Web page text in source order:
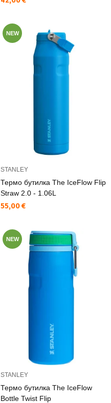
NEW
STANLEY
Термо бутилка The IceFlow Flip
Straw 2.0 - 1.06L
Текуща цена:
55,00 €
NEW
STANLEY
Термо бутилка The IceFlow
Bottle Twist Flip